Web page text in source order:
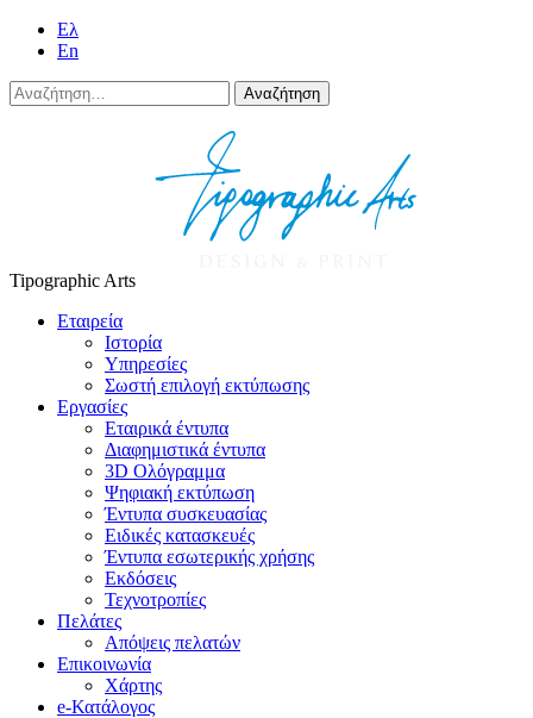
Eλ
En
Αναζήτηση
για:
Tipographic Arts
Εταιρεία
Ιστορία
Υπηρεσίες
Σωστή επιλογή εκτύπωσης
Εργασίες
Εταιρικά έντυπα
Διαφημιστικά έντυπα
3D Ολόγραμμα
Ψηφιακή εκτύπωση
Έντυπα συσκευασίας
Ειδικές κατασκευές
Έντυπα εσωτερικής χρήσης
Εκδόσεις
Τεχνοτροπίες
Πελάτες
Απόψεις πελατών
Επικοινωνία
Χάρτης
e-Κατάλογος